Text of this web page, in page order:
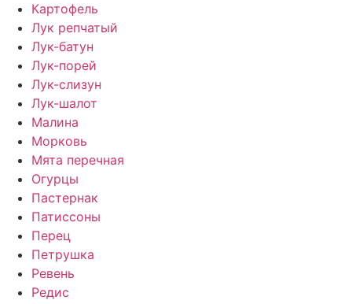
Картофель
Лук репчатый
Лук-батун
Лук-порей
Лук-слизун
Лук-шалот
Малина
Морковь
Мята перечная
Огурцы
Пастернак
Патиссоны
Перец
Петрушка
Ревень
Редис